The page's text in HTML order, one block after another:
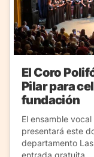
El Coro
Pilar para
fundación
El ensamble
presentará este
departamento
entrada gratuita.